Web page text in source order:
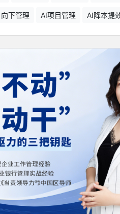
向下管理 AI项目管理 AI降本提